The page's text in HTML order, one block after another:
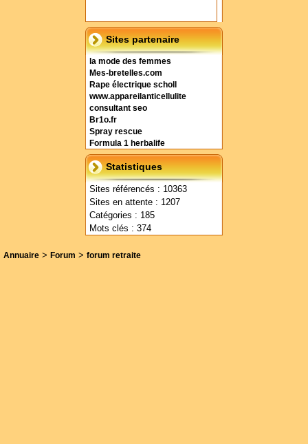
Sites partenaire
la mode des femmes
Mes-bretelles.com
Rape électrique scholl
www.appareilanticellulite
consultant seo
Br1o.fr
Spray rescue
Formula 1 herbalife
Statistiques
Sites référencés : 10363
Sites en attente : 1207
Catégories : 185
Mots clés : 374
Annuaire > Forum > forum retraite